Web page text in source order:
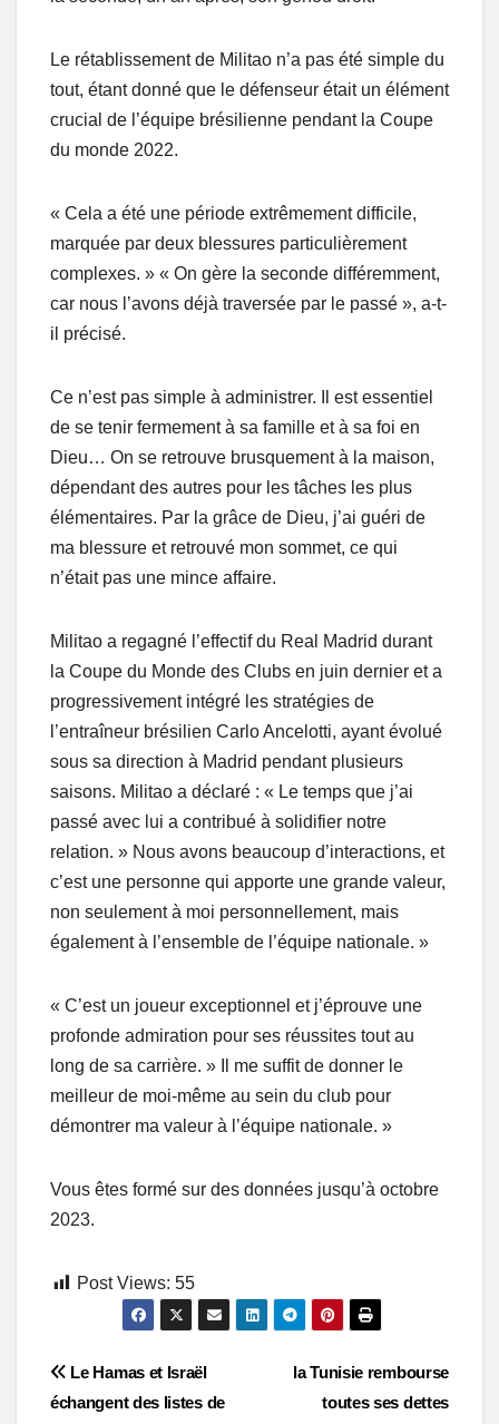
Le rétablissement de Militao n’a pas été simple du
tout, étant donné que le défenseur était un élément
crucial de l’équipe brésilienne pendant la Coupe
du monde 2022.
« Cela a été une période extrêmement difficile,
marquée par deux blessures particulièrement
complexes. » « On gère la seconde différemment,
car nous l’avons déjà traversée par le passé », a-t-
il précisé.
Ce n’est pas simple à administrer. Il est essentiel
de se tenir fermement à sa famille et à sa foi en
Dieu… On se retrouve brusquement à la maison,
dépendant des autres pour les tâches les plus
élémentaires. Par la grâce de Dieu, j’ai guéri de
ma blessure et retrouvé mon sommet, ce qui
n’était pas une mince affaire.
Militao a regagné l’effectif du Real Madrid durant
la Coupe du Monde des Clubs en juin dernier et a
progressivement intégré les stratégies de
l’entraîneur brésilien Carlo Ancelotti, ayant évolué
sous sa direction à Madrid pendant plusieurs
saisons. Militao a déclaré : « Le temps que j’ai
passé avec lui a contribué à solidifier notre
relation. » Nous avons beaucoup d’interactions, et
c’est une personne qui apporte une grande valeur,
non seulement à moi personnellement, mais
également à l’ensemble de l’équipe nationale. »
« C’est un joueur exceptionnel et j’éprouve une
profonde admiration pour ses réussites tout au
long de sa carrière. » Il me suffit de donner le
meilleur de moi-même au sein du club pour
démontrer ma valeur à l’équipe nationale. »
Vous êtes formé sur des données jusqu’à octobre
2023.
Post Views: 55
Post
la Tunisie rembourse
toutes ses dettes
Le Hamas et Israël
échangent des listes de